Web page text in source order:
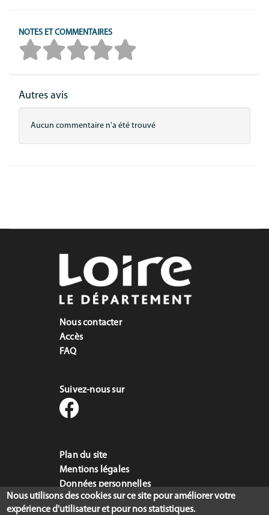
NOTES ET COMMENTAIRES
Autres avis
Aucun commentaire n'a été trouvé
Nous contacter
Accès
FAQ
Suivez-nous sur
Plan du site
Mentions légales
Données personnelles
Accessibilité du site : mention de
Nous utilisons des cookies sur ce site pour améliorer votre
expérience d'utilisateur et pour nos statistiques.